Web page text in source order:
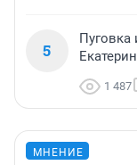
5
Пуговка
1 487
МНЕНИЕ